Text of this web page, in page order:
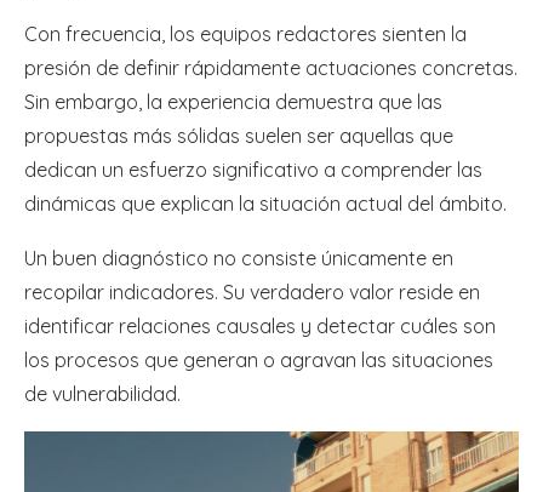
Con frecuencia, los equipos redactores sienten la
presión de definir rápidamente actuaciones concretas.
Sin embargo, la experiencia demuestra que las
propuestas más sólidas suelen ser aquellas que
dedican un esfuerzo significativo a comprender las
dinámicas que explican la situación actual del ámbito.
Un buen diagnóstico no consiste únicamente en
recopilar indicadores. Su verdadero valor reside en
identificar relaciones causales y detectar cuáles son
los procesos que generan o agravan las situaciones
de vulnerabilidad.